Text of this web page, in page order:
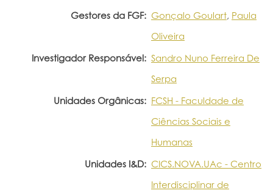
Gestores da FGF: Gonçalo Goulart, Paula
Oliveira
Investigador Responsável: Sandro Nuno Ferreira De
Serpa
Unidades Orgânicas: FCSH - Faculdade de
Ciências Sociais e
Humanas
Unidades I&D: CICS.NOVA.UAc - Centro
Interdisciplinar de